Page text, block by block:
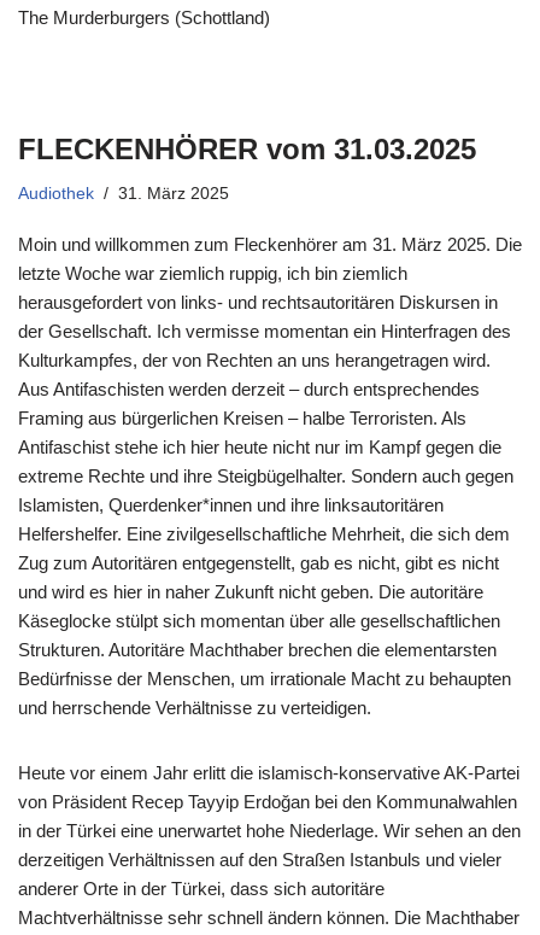
The Murderburgers (Schottland)
FLECKENHÖRER vom 31.03.2025
Audiothek 31. März 2025
Moin und willkommen zum Fleckenhörer am 31. März 2025. Die
letzte Woche war ziemlich ruppig, ich bin ziemlich
herausgefordert von links- und rechtsautoritären Diskursen in
der Gesellschaft. Ich vermisse momentan ein Hinterfragen des
Kulturkampfes, der von Rechten an uns herangetragen wird.
Aus Antifaschisten werden derzeit – durch entsprechendes
Framing aus bürgerlichen Kreisen – halbe Terroristen. Als
Antifaschist stehe ich hier heute nicht nur im Kampf gegen die
extreme Rechte und ihre Steigbügelhalter. Sondern auch gegen
Islamisten, Querdenker*innen und ihre linksautoritären
Helfershelfer. Eine zivilgesellschaftliche Mehrheit, die sich dem
Zug zum Autoritären entgegenstellt, gab es nicht, gibt es nicht
und wird es hier in naher Zukunft nicht geben. Die autoritäre
Käseglocke stülpt sich momentan über alle gesellschaftlichen
Strukturen. Autoritäre Machthaber brechen die elementarsten
Bedürfnisse der Menschen, um irrationale Macht zu behaupten
und herrschende Verhältnisse zu verteidigen.
Heute vor einem Jahr erlitt die islamisch-konservative AK-Partei
von Präsident Recep Tayyip Erdoğan bei den Kommunalwahlen
in der Türkei eine unerwartet hohe Niederlage. Wir sehen an den
derzeitigen Verhältnissen auf den Straßen Istanbuls und vieler
anderer Orte in der Türkei, dass sich autoritäre
Machtverhältnisse sehr schnell ändern können. Die Machthaber